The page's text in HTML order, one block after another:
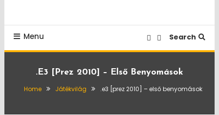
Menu Search
.e3 [prez 2010] – Első Benyomások
Home Játékvilág .e3 [prez 2010] – első benyomások